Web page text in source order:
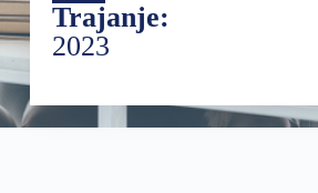
Trajanje:
2023